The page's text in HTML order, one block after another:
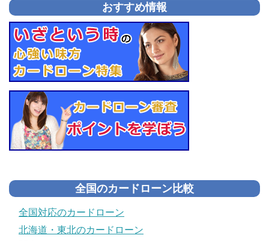
おすすめ情報
全国のカードローン比較
全国対応のカードローン
北海道・東北のカードローン